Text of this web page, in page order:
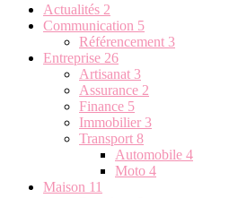
Actualités 2
Communication 5
Référencement 3
Entreprise 26
Artisanat 3
Assurance 2
Finance 5
Immobilier 3
Transport 8
Automobile 4
Moto 4
Maison 11